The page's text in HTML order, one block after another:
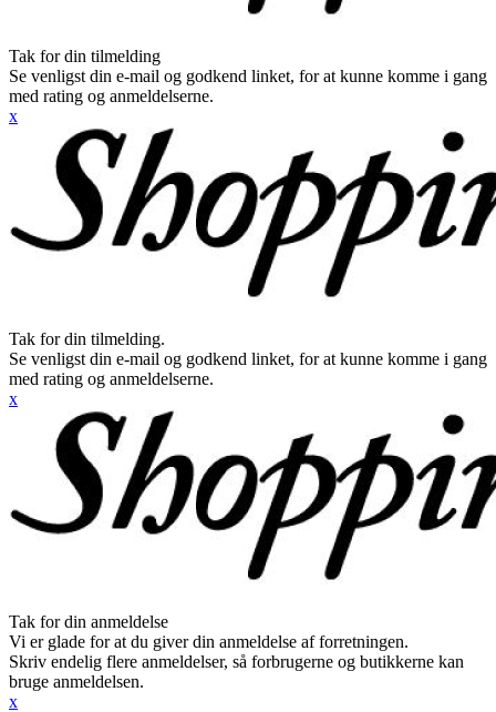
Tak for din tilmelding
Se venligst din e-mail og godkend linket, for at kunne komme i gang
med rating og anmeldelserne.
x
Tak for din tilmelding.
Se venligst din e-mail og godkend linket, for at kunne komme i gang
med rating og anmeldelserne.
x
Tak for din anmeldelse
Vi er glade for at du giver din anmeldelse af forretningen.
Skriv endelig flere anmeldelser, så forbrugerne og butikkerne kan
bruge anmeldelsen.
x